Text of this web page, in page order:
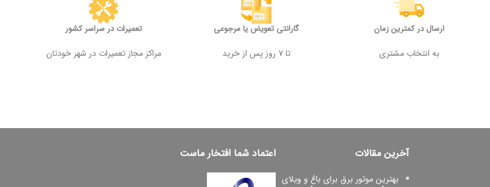
ارسال در کمترین زمان
به انتخاب مشتری
گارانتی تعویض یا مرجوعی
تا ۷ روز پس از خرید
تعمیرات در سراسر کشور
مراکز مجاز تعمیرات در شهر خودتان
آخرین مقالات
بهترین موتور برق برای باغ و ویلای
اعتماد شما افتخار ماست